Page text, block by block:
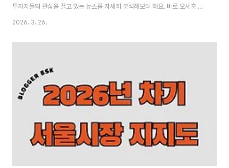
투자자들의 관심을 끌고 있는 뉴스를 자세히 분석해보려 해요. 바로 오세훈 서
울시장이 올해 재산 신고에서 총 72억 원을 신고한 내용입니다. 특히 “엔비디
려진 오 시장이 어떤 종목을 새로 담았는지, 강남 다세대 주택 가치 변화, 배우
는 매년 3월 말에 이뤄지는데, 올해 오세훈 시장의 신고액은 상당한 규모라서
많은 분들이 주목하고 있어요. 저도 투자와 부동산에 관심 있는 입장에서 이 기
사를 보면서 “정치..
2026. 3. 26.